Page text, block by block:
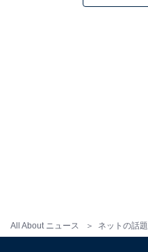
All About ニュース ネットの話題